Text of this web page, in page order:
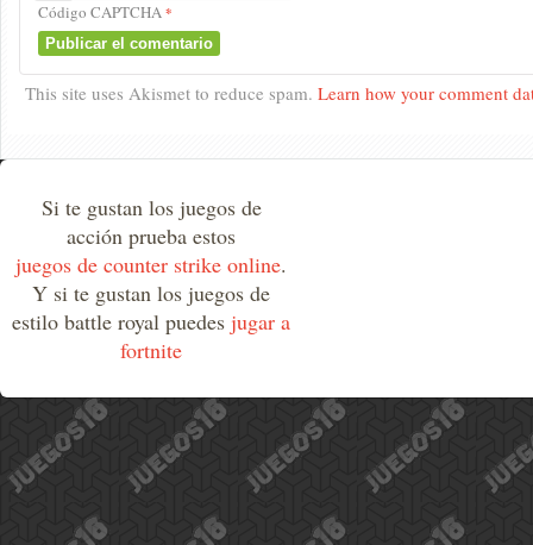
Código CAPTCHA*
This site uses Akismet to reduce spam. Learn how your comment
Si te gustan los juegos de
acción prueba estos
juegos de counter strike online.
Y si te gustan los juegos de
estilo battle royal puedes jugar a
fortnite